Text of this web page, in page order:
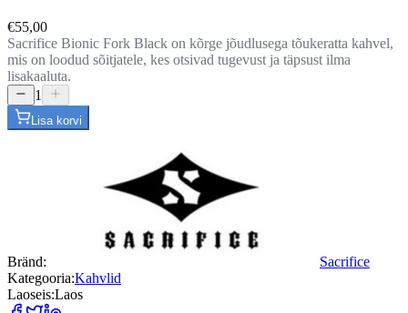
€55,00
Sacrifice Bionic Fork Black on kõrge jõudlusega tõukeratta kahvel,
mis on loodud sõitjatele, kes otsivad tugevust ja täpsust ilma
lisakaaluta.
1
Lisa korvi
Bränd:
Sacrifice
Kategooria:Kahvlid
Laoseis:Laos